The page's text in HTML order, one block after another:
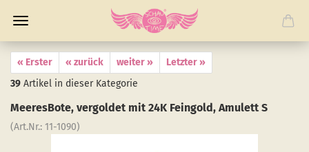
« Erster « zurück weiter »
Letzter »
39 Artikel in dieser Kategorie
Mee­res­Bo­te, ver­gol­det mit 24K Fein­gold, Amu­lett S
(Art.Nr.: 11-​1090)